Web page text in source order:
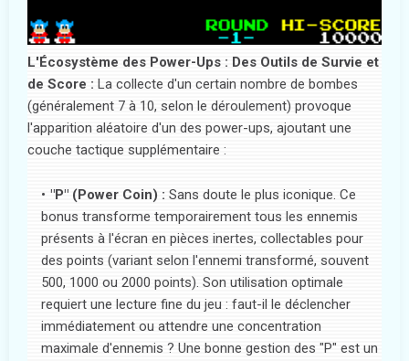
L'Écosystème des Power-Ups : Des Outils de Survie et
de Score : La collecte d'un certain nombre de bombes
(généralement 7 à 10, selon le déroulement) provoque
l'apparition aléatoire d'un des power-ups, ajoutant une
couche tactique supplémentaire :
"P" (Power Coin) : Sans doute le plus iconique. Ce
bonus transforme temporairement tous les ennemis
présents à l'écran en pièces inertes, collectables pour
des points (variant selon l'ennemi transformé, souvent
500, 1000 ou 2000 points). Son utilisation optimale
requiert une lecture fine du jeu : faut-il le déclencher
immédiatement ou attendre une concentration
maximale d'ennemis ? Une bonne gestion des "P" est un